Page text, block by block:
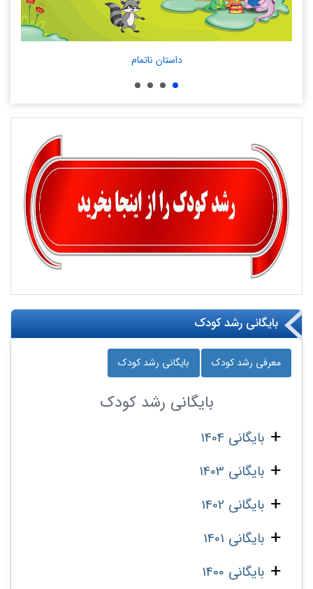
داستان ناتمام
بایگانی رشد کودک
معرفی رشد کودک بایگانی رشد کودک
بایگانی رشد کودک
بایگانی 1404
بایگانی 1403
بایگانی 1402
بایگانی 1401
بایگانی 1400